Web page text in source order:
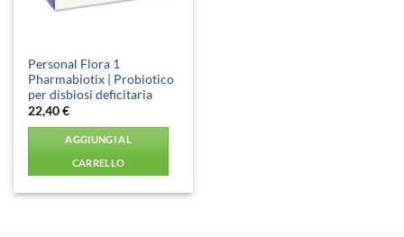
Personal Flora 1
Pharmabiotix | Probiotico
per disbiosi deficitaria
22,40€
AGGIUNGI AL
CARRELLO